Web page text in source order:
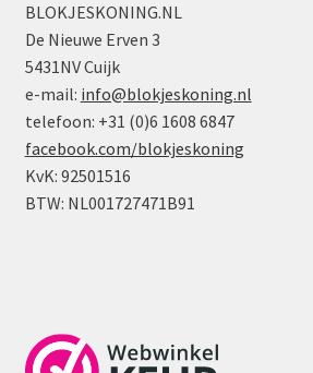
BLOKJESKONING.NL
De Nieuwe Erven 3
5431NV Cuijk
e-mail: info@blokjeskoning.nl
telefoon: +31 (0)6 1608 6847
facebook.com/blokjeskoning
KvK: 92501516
BTW: NL001727471B91